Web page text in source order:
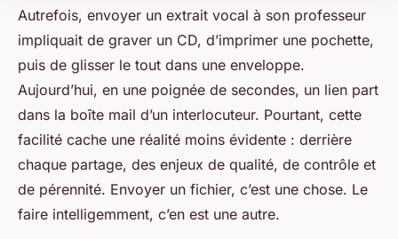
Autrefois, envoyer un extrait vocal à son professeur
impliquait de graver un CD, d’imprimer une pochette,
puis de glisser le tout dans une enveloppe.
Aujourd’hui, en une poignée de secondes, un lien part
dans la boîte mail d’un interlocuteur. Pourtant, cette
facilité cache une réalité moins évidente : derrière
chaque partage, des enjeux de qualité, de contrôle et
de pérennité. Envoyer un fichier, c’est une chose. Le
faire intelligemment, c’en est une autre.